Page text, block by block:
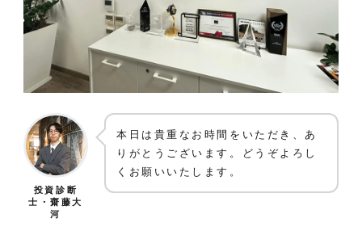
投資診断
士・齋藤大
河
本日は貴重なお時間をいただき、あ
りがとうございます。どうぞよろし
くお願いいたします。